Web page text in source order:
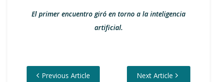
El primer encuentro giró en torno a la inteligencia
artificial.
Previous Article Next Article